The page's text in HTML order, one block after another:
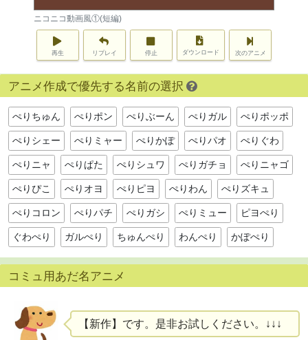
ニコニコ動画風①(短編)
再生 リプレイ 停止 ダウンロード 次のアニメ
アニメ作成で優先する名前の選択
ぺりちゅん ぺりポン ぺりぶーん ぺりガル ぺりポッポ
ぺりシェー ぺりミャー ぺりかぽ ぺりパオ ぺりぐわ
ぺりニャ ぺりぱた ぺりシュワ ぺりガチョ ぺりニャゴ
ぺりぴこ ぺりオヨ ぺりピヨ ぺりわん ぺりズキュ
ぺりコロン ぺりパチ ぺりガシ ぺりミュー ピヨぺり
ぐわぺり ガルぺり ちゅんぺり わんぺり かぽぺり
コミュ用あだ名アニメ
【新作】です。是非お試しください。↓↓↓